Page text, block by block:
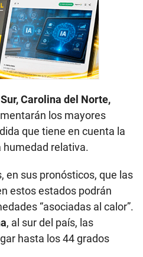
Carolina del Norte,
los mayores
que tiene en cuenta la
humedad relativa.
en sus pronósticos, que las
estos estados podrán
“asociadas al calor”.
, al sur del país, las
hasta los 44 grados